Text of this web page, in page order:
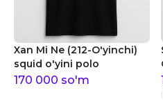
Xan Mi Ne (212-O'yinchi)
squid o'yini polo
170 000 so'm